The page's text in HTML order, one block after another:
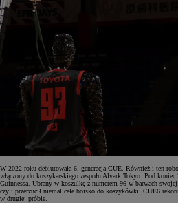
W 2022 roku debiutowała 6. generacja CUE. Również i ten
włączony do koszykarskiego zespołu Alvark Tokyo. Pod
Guinnessa. Ubrany w koszulkę z numerem 96 w barwach
czyli przerzucił niemal całe boisko do koszykówki. CUE6
w drugiej próbie.